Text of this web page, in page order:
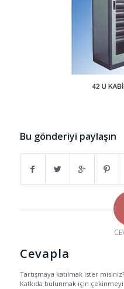
Bu gönderiyi paylaşın
Cevapla
Tartışmaya katılmak ister misiniz?
Katkıda bulunmak için